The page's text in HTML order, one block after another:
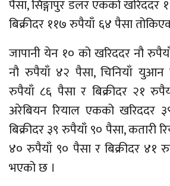
पैसा, सिङ्गापुर डलर एकको खरिददर
बिक्रीदर ११७ रुपैयाँ ६४ पैसा
जापानी येन १० को खरिददर नौ
नौ रुपैयाँ ४२ पैसा, चिनियाँ
रुपैयाँ ८६ पैसा र बिक्रीदर २१
अरेबियन रियाल एकको खरिददर
बिक्रीदर ३९ रुपैयाँ ९० पैसा, कतारी
४० रुपैयाँ ९० पैसा र बिक्रीदर ४१
भएको छ ।